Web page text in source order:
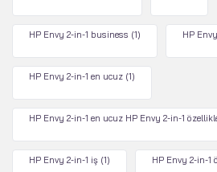
HP Envy 2-in-1 business (1) HP
HP Envy 2-in-1 en ucuz (1)
HP Envy 2-in-1 en ucuz HP Envy 2-in-1
HP Envy 2-in-1 iş (1) HP Envy 2-in-1